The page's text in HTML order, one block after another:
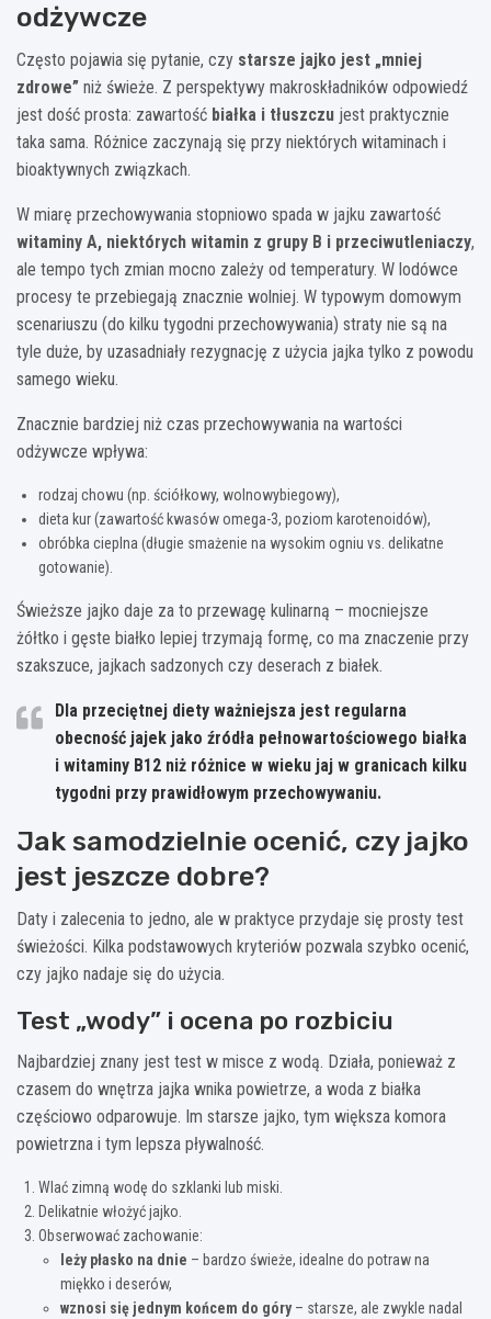
odżywcze
Często pojawia się pytanie, czy starsze jajko jest „mniej
zdrowe” niż świeże. Z perspektywy makroskładników odpowiedź
jest dość prosta: zawartość białka i tłuszczu jest praktycznie
taka sama. Różnice zaczynają się przy niektórych witaminach i
bioaktywnych związkach.
W miarę przechowywania stopniowo spada w jajku zawartość
witaminy A, niektórych witamin z grupy B i przeciwutleniaczy,
ale tempo tych zmian mocno zależy od temperatury. W lodówce
procesy te przebiegają znacznie wolniej. W typowym domowym
scenariuszu (do kilku tygodni przechowywania) straty nie są na
tyle duże, by uzasadniały rezygnację z użycia jajka tylko z powodu
samego wieku.
Znacznie bardziej niż czas przechowywania na wartości
odżywcze wpływa:
rodzaj chowu (np. ściółkowy, wolnowybiegowy),
dieta kur (zawartość kwasów omega-3, poziom karotenoidów),
obróbka cieplna (długie smażenie na wysokim ogniu vs. delikatne
gotowanie).
Świeższe jajko daje za to przewagę kulinarną – mocniejsze
żółtko i gęste białko lepiej trzymają formę, co ma znaczenie przy
szakszuce, jajkach sadzonych czy deserach z białek.
Dla przeciętnej diety ważniejsza jest regularna
obecność jajek jako źródła pełnowartościowego białka
i witaminy B12 niż różnice w wieku jaj w granicach kilku
tygodni przy prawidłowym przechowywaniu.
Jak samodzielnie ocenić, czy jajko
jest jeszcze dobre?
Daty i zalecenia to jedno, ale w praktyce przydaje się prosty test
świeżości. Kilka podstawowych kryteriów pozwala szybko ocenić,
czy jajko nadaje się do użycia.
Test „wody” i ocena po rozbiciu
Najbardziej znany jest test w misce z wodą. Działa, ponieważ z
czasem do wnętrza jajka wnika powietrze, a woda z białka
częściowo odparowuje. Im starsze jajko, tym większa komora
powietrzna i tym lepsza pływalność.
Wlać zimną wodę do szklanki lub miski.
Delikatnie włożyć jajko.
Obserwować zachowanie:
leży płasko na dnie – bardzo świeże, idealne do potraw na
miękko i deserów,
wznosi się jednym końcem do góry– starsze, ale zwykle nadal